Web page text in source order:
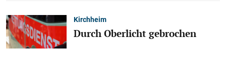
Kirchheim
Durch Oberlicht gebrochen